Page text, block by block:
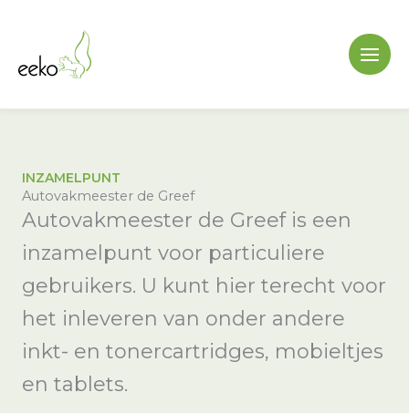
inhoud
INZAMELPUNT
Autovakmeester de Greef
Autovakmeester de Greef is een
inzamelpunt voor particuliere
gebruikers. U kunt hier terecht voor
het inleveren van onder andere
inkt- en tonercartridges, mobieltjes
en tablets.